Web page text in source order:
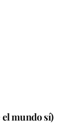
mundo sí)